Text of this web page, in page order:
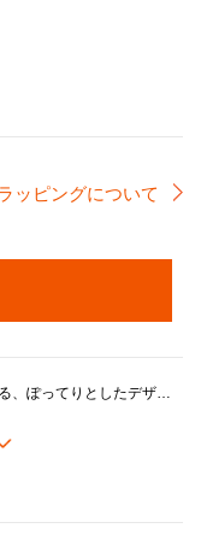
ッピングについて
柔らかな曲線が特徴の、触れているだけで癒される、ぽってりとしたデザインです。
す。あらかじめご了承ください。